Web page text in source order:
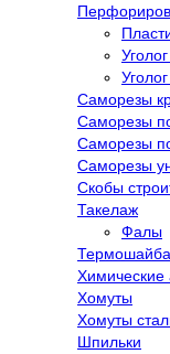
Саморезы
Саморезы
Саморезы
Саморезы
Скобы
Такелаж
Фалы
Термошайба
Химические
Хомуты
Хомуты
Шпильки